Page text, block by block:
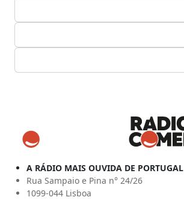
A RÁDIO MAIS OUVIDA DE PORTUGAL
Rua Sampaio e Pina n° 24/26
1099-044 Lisboa